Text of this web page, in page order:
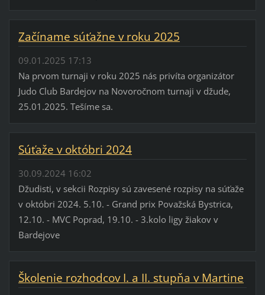
Začíname súťažne v roku 2025
09.01.2025 17:13
Na prvom turnaji v roku 2025 nás privíta organizátor
Judo Club Bardejov na Novoročnom turnaji v džude,
25.01.2025. Tešíme sa.
Súťaže v októbri 2024
30.09.2024 16:02
Džudisti, v sekcii Rozpisy sú zavesené rozpisy na súťaže
v októbri 2024. 5.10. - Grand prix Považská Bystrica,
12.10. - MVC Poprad, 19.10. - 3.kolo ligy žiakov v
Bardejove
Školenie rozhodcov I. a II. stupňa v Martine